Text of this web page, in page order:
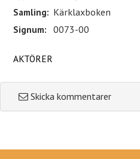
Samling: Kärklaxboken
Signum: 0073-00
AKTÖRER
Skicka kommentarer